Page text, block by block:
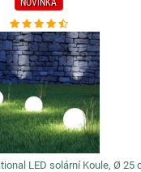
NOVINKA
LED solární Koule, Ø 25